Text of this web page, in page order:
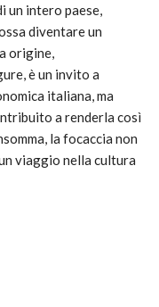
un intero paese,
diventare un
origine,
è un invito a
italiana, ma
a renderla così
la focaccia non
viaggio nella cultura